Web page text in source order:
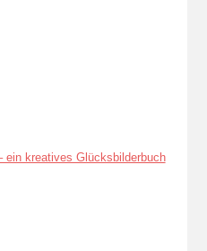
ein kreatives Glücksbilderbuch